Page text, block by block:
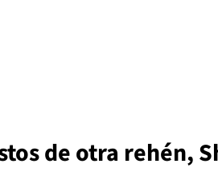
de otra rehén,